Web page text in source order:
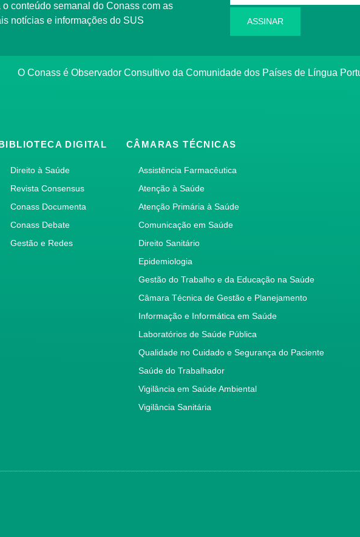
notícias e informações do SUS
ASSINAR
O Conass é Observador Consultivo da Comunidade dos Países de Língua
DIGITAL
Direito à Saúde
Revista Consensus
Conass Documenta
Conass Debate
Gestão e Redes
CÂMARAS TÉCNICAS
Assistência Farmacêutica
Atenção à Saúde
Atenção Primária à Saúde
Comunicação em Saúde
Direito Sanitário
Epidemiologia
Gestão do Trabalho e da Educação na Saúde
Câmara Técnica de Gestão e Planejamento
Informação e Informática em Saúde
Laboratórios de Saúde Pública
Qualidade no Cuidado e Segurança do Paciente
Saúde do Trabalhador
Vigilância em Saúde Ambiental
Vigilância Sanitária